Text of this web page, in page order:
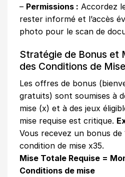
– Permissions : Accordez
rester informé et l’accès
photo pour le scan de
Stratégie de Bonus et
des Conditions de Mise
Les offres de bonus
gratuits) sont soumises à
mise (x) et à des jeux
mise requise est critique.
Vous recevez un bonus de
condition de mise x35.
Mise Totale Requise =
Conditions de mise